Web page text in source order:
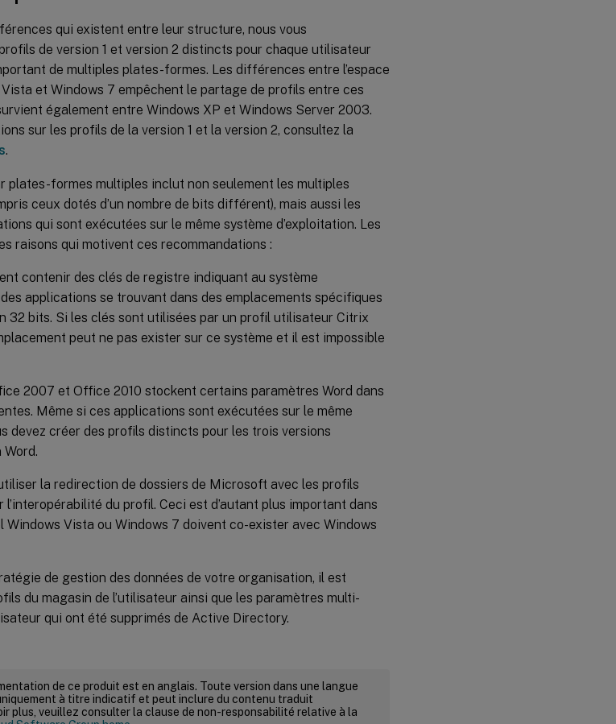
qui existent entre leur structure, nous vous
de version 1 et version 2 distincts pour chaque utilisateur
de multiples plates-formes. Les différences entre l’espace
et Windows 7 empêchent le partage de profils entre ces
également entre Windows XP et Windows Server 2003.
sur les profils de la version 1 et la version 2, consultez la
.
plates-formes multiples inclut non seulement les multiples
ceux dotés d’un nombre de bits différent), mais aussi les
qui sont exécutées sur le même système d’exploitation. Les
raisons qui motivent ces recommandations :
contenir des clés de registre indiquant au système
applications se trouvant dans des emplacements spécifiques
32 bits. Si les clés sont utilisées par un profil utilisateur Citrix
peut ne pas exister sur ce système et il est impossible
2007 et Office 2010 stockent certains paramètres Word dans
Même si ces applications sont exécutées sur le même
devez créer des profils distincts pour les trois versions
la redirection de dossiers de Microsoft avec les profils
du profil. Ceci est d’autant plus important dans
Windows Vista ou Windows 7 doivent co-exister avec Windows
de gestion des données de votre organisation, il est
du magasin de l’utilisateur ainsi que les paramètres multi-
qui ont été supprimés de Active Directory.
de ce produit est en anglais. Toute version dans une langue
à titre indicatif et peut inclure du contenu traduit
plus, veuillez consulter la clause de non-responsabilité relative à la